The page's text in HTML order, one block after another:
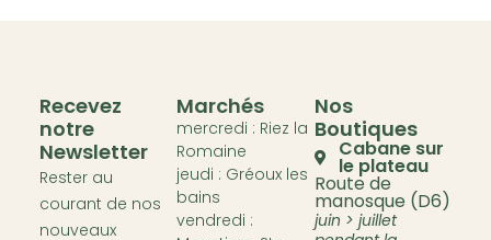
Recevez
notre
Newsletter
Rester au
courant de nos
nouveaux
Marchés
mercredi : Riez la
Romaine
jeudi : Gréoux les
bains
vendredi :
Nos
Boutiques
Cabane sur
le plateau
Route de
manosque (D6)
juin > juillet